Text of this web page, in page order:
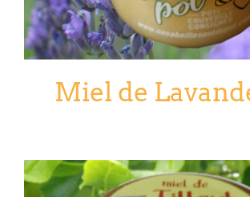
Miel de